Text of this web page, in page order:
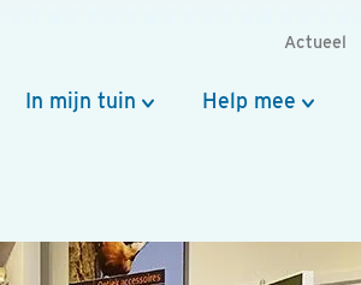
Actueel
In mijn tuin Help mee